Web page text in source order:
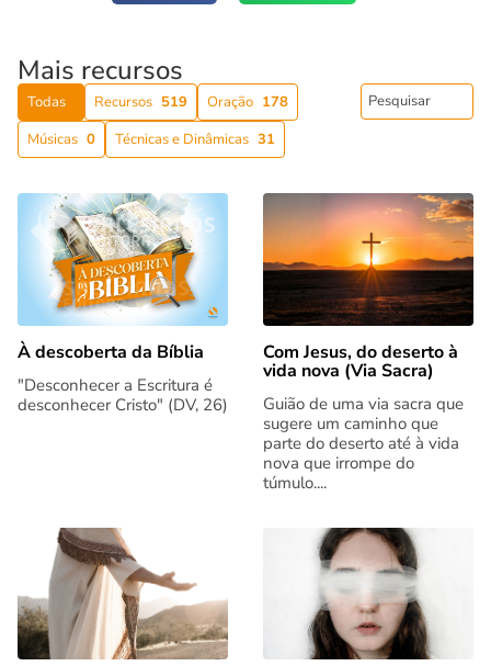
Mais recursos
Todas Recursos 519 Oração 178
Músicas 0 Técnicas e Dinâmicas 31
À descoberta da Bíblia
"Desconhecer a Escritura é
desconhecer Cristo" (DV, 26)
Com Jesus, do deserto à
vida nova (Via Sacra)
Guião de uma via sacra que
sugere um caminho que
parte do deserto até à vida
nova que irrompe do
túmulo....